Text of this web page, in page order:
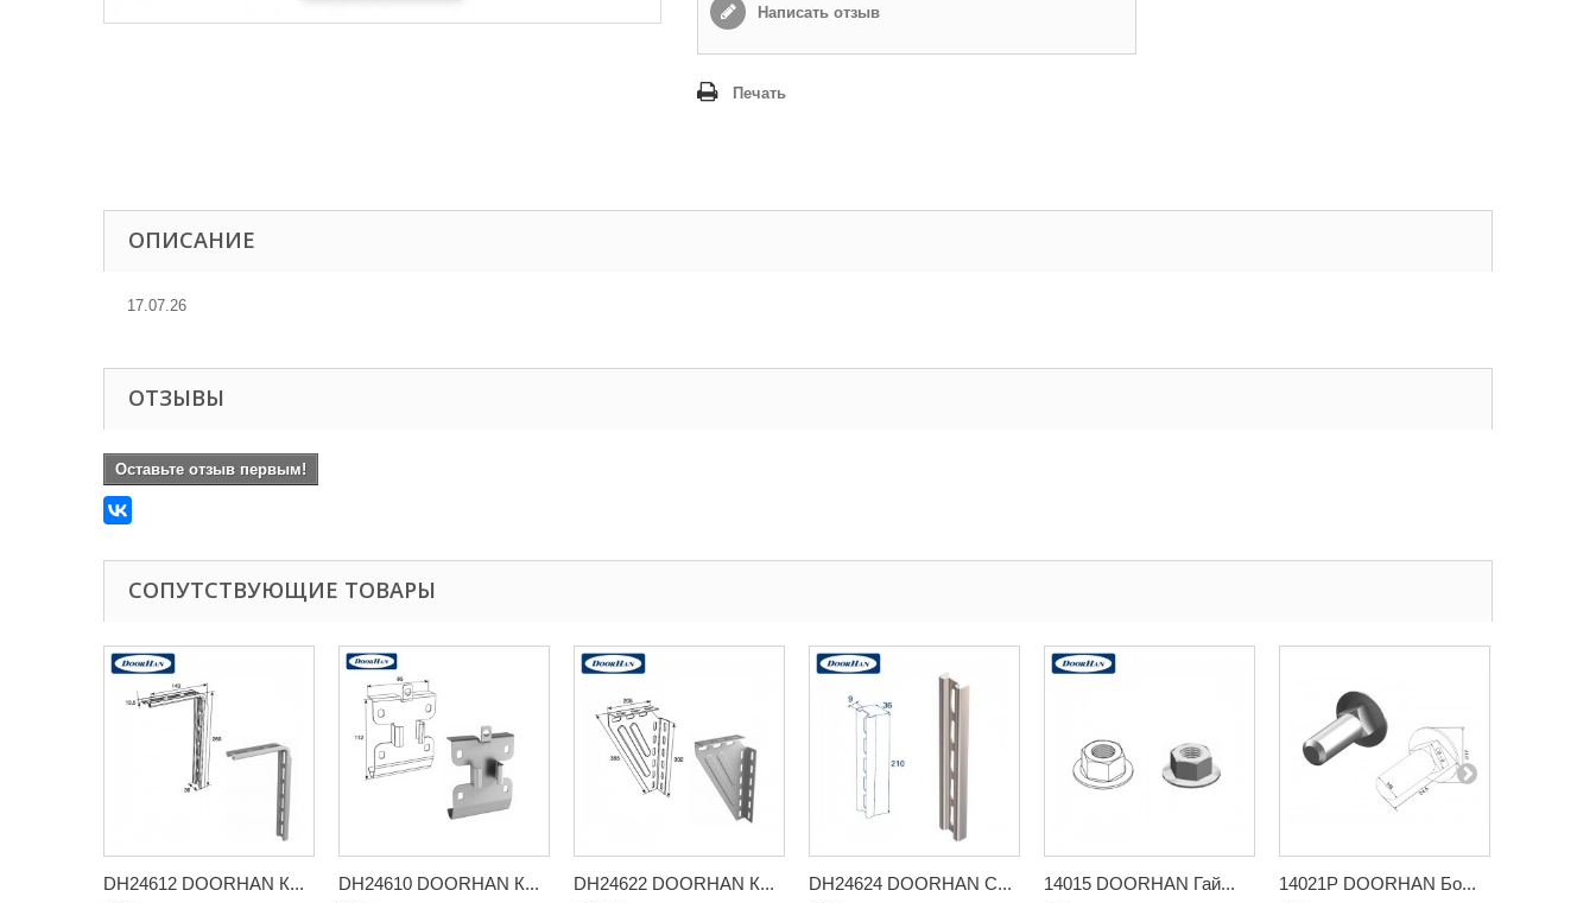
Написать отзыв
Печать
ОПИСАНИЕ
17.07.26
ОТЗЫВЫ
Оставьте отзыв первым!
СОПУТСТВУЮЩИЕ ТОВАРЫ
DH24612 DOORHAN К... DH24610 DOORHAN К... DH24622 DOORHAN К... DH24624 DOORHAN С... 14015 DOORHAN Гай... 14021P DOORHAN Бо...